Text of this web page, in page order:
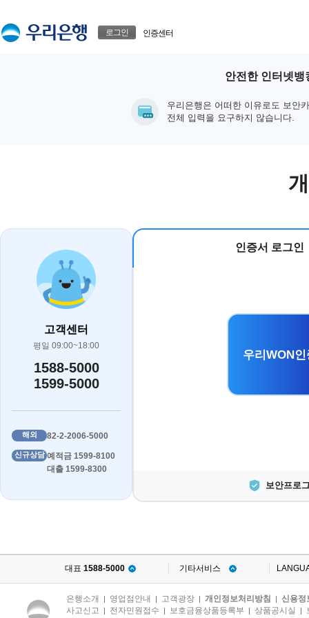
로그인 인증센터
안전한 인터넷뱅
우리은행은 어떠한 이유로도 보안
전체 입력을 요구하지 않습니다.
고객센터
평일 09:00~18:00
1588-5000
1599-5000
해외 82-2-2006-5000
신규상담 예적금 1599-8100
대출 1599-8300
인증서 로그인
우리WON
보안프로
대표 1588-5000 기타서비스
은행소개 | 영업점안내 | 고객광장 | 개인정보처리방침 | 신용정
사고신고 | 전자민원접수 | 보호금융상품등록부 | 상품공시실 |